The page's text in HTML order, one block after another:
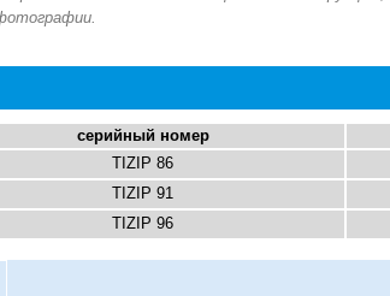
серийный номер
TIZIP 86
TIZIP 91
TIZIP 96